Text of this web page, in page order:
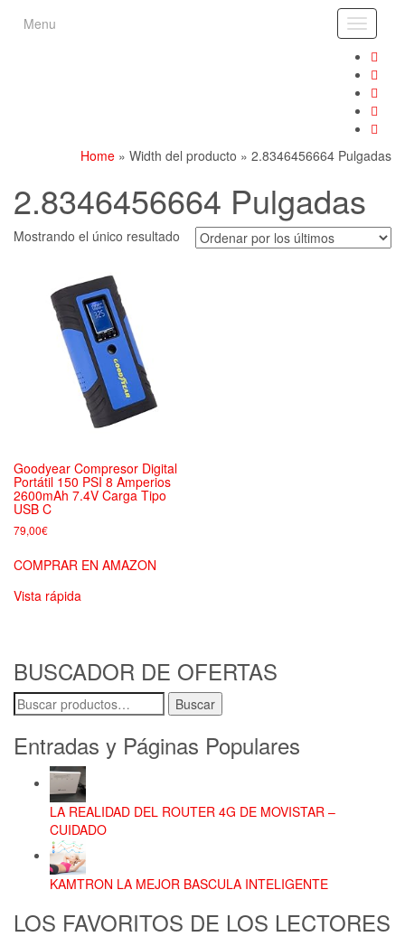
Toggle
Menu
Home » Width del producto » 2.8346456664 Pulgadas
2.8346456664 Pulgadas
Mostrando el único resultado
Goodyear Compresor Digital
Portátil 150 PSI 8 Amperios
2600mAh 7.4V Carga Tipo
USB C
79,00€
COMPRAR EN AMAZON
Vista rápida
BUSCADOR DE OFERTAS
Buscar
por:
Buscar
Entradas y Páginas Populares
LA REALIDAD DEL ROUTER 4G DE MOVISTAR –
CUIDADO
KAMTRON LA MEJOR BASCULA INTELIGENTE
LOS FAVORITOS DE LOS LECTORES